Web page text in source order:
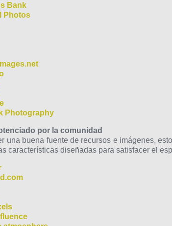
Bank
Photos
Photography
por la comunidad
una buena fuente de recursos e imágenes,
características diseñadas para satisfacer el